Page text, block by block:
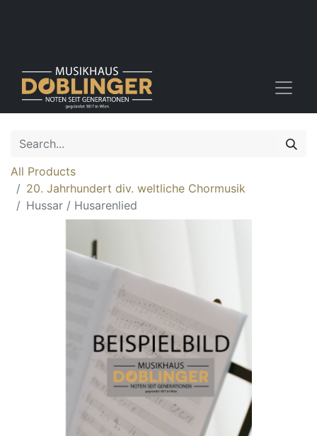
All Products
20. Jahrhundert div. weltliche Chormusik
Hussar / Husarenlied